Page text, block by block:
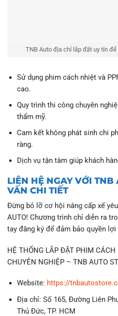
TNB Auto địa chỉ lắp đặt uy tín
Sử dụng phim cách nhiệt và
cao.
Quy trình thi công chuyên
thẩm mỹ.
Cam kết không phát sinh chi
ràng.
Dịch vụ tận tâm giúp khách
LIÊN HỆ NGAY VỚI
VẤN CHI TIẾT
Đừng bỏ lỡ cơ hội nâng cấp xế
AUTO! Chương trình chỉ diễn ra
tay đăng ký để đảm bảo quyền lợi
HỆ THỐNG LẮP ĐẶT PHIM
CHUYÊN NGHIỆP – TNB AUTO
Website: https://
Địa chỉ: Số 165, Đường Liên
Thủ Đức, TP. HCM